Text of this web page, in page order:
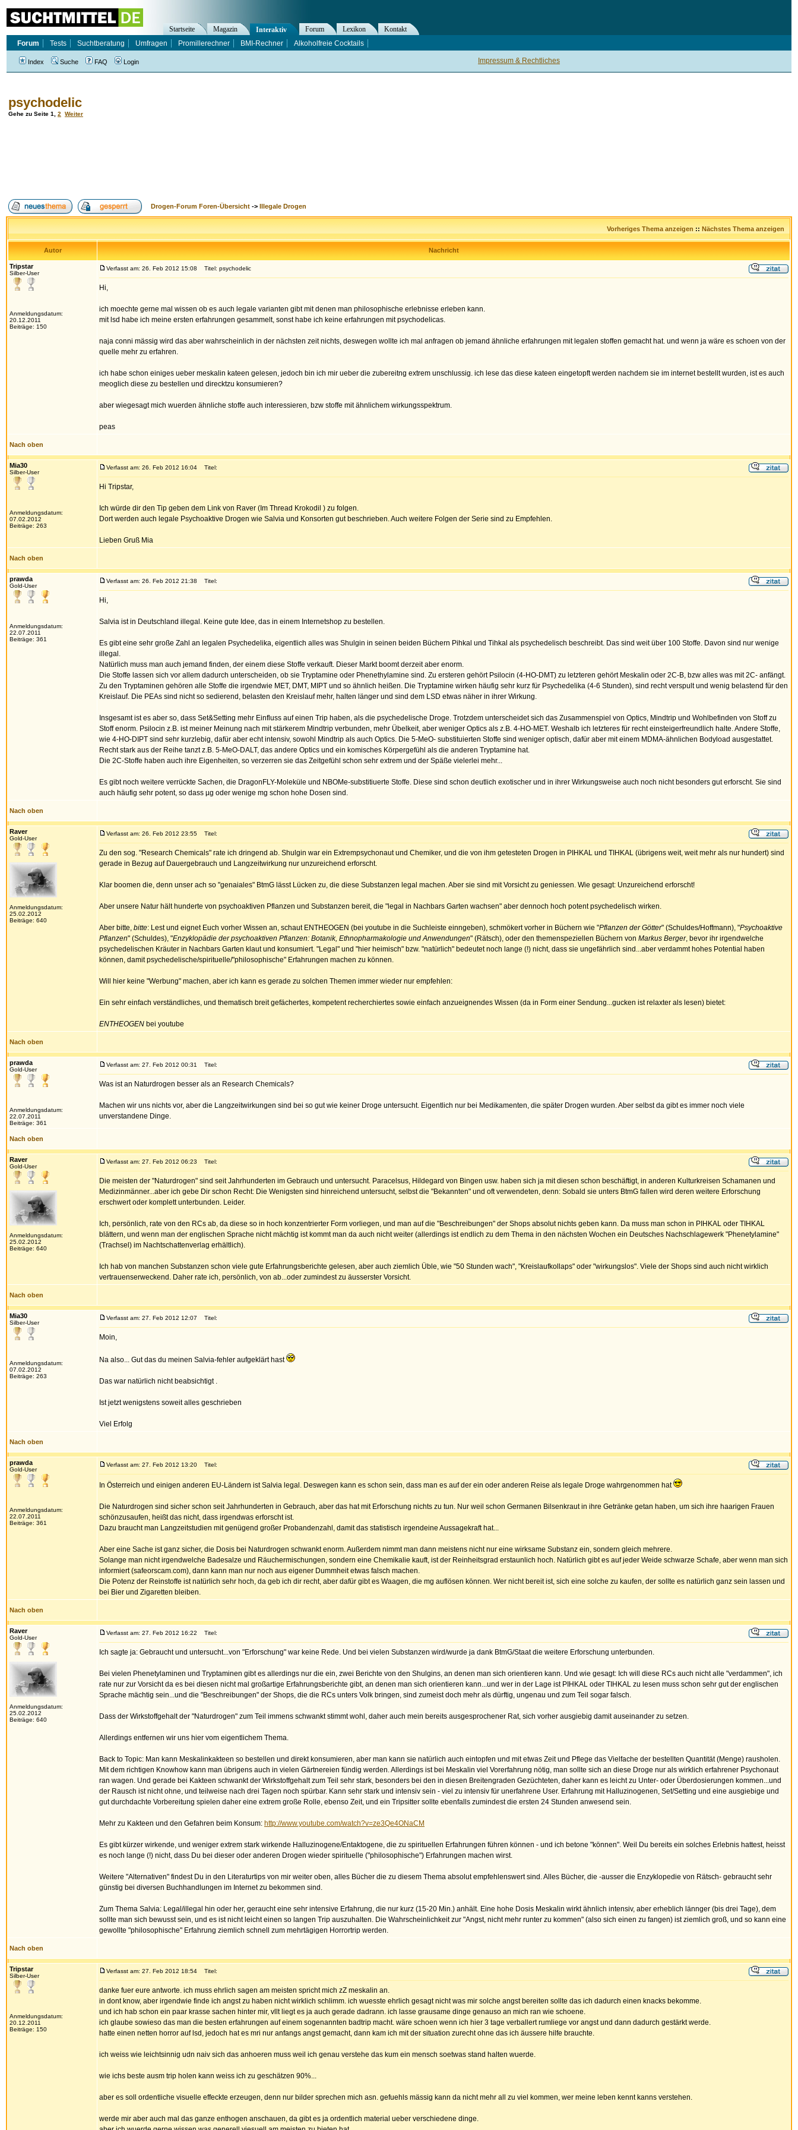
psychodelic
Gehe zu Seite 1 2 Weiter
Drogen-Forum Foren-Übersicht -> Illegale Drogen
Vorheriges Thema anzeigen :: Nächstes Thema anzeigen
Autor Nachricht
Tripstar
Silber-User
Anmeldungsdatum:
20.12.2011
Beiträge: 150
Verfasst am: 26. Feb 2012 15:08 Titel: psychodelic
Hi,
ich moechte gerne mal wissen ob es auch legale varianten gibt mit denen man philosophische erlebnisse erleben kann.
mit lsd habe ich meine ersten erfahrungen gesammelt, sonst habe ich keine erfahrungen mit psychodelicas.
naja conni mässig wird das aber wahrscheinlich in der nächsten zeit nichts, deswegen wollte ich mal anfragen ob jemand ähnliche erfahrungen mit legalen stoffen gemacht hat. und wenn ja wäre es schoen von der
quelle mehr zu erfahren.
ich habe schon einiges ueber meskalin kateen gelesen, jedoch bin ich mir ueber die zubereitng extrem unschlussig. ich lese das diese kateen eingetopft werden nachdem sie im internet bestellt wurden, ist es auch
meoglich diese zu bestellen und direcktzu konsumieren?
aber wiegesagt mich wuerden ähnliche stoffe auch interessieren, bzw stoffe mit ähnlichem wirkungsspektrum.
peas
Nach oben
Mia30
Silber-User
Anmeldungsdatum:
07.02.2012
Beiträge: 263
Verfasst am: 26. Feb 2012 16:04 Titel:
Hi Tripstar,
Ich würde dir den Tip geben dem Link von Raver (Im Thread Krokodil ) zu folgen.
Dort werden auch legale Psychoaktive Drogen wie Salvia und Konsorten gut beschrieben. Auch weitere Folgen der Serie sind zu Empfehlen.
Lieben Gruß Mia
Nach oben
prawda
Gold-User
Anmeldungsdatum:
22.07.2011
Beiträge: 361
Verfasst am: 26. Feb 2012 21:38 Titel:
Hi,
Salvia ist in Deutschland illegal. Keine gute Idee, das in einem Internetshop zu bestellen.
Es gibt eine sehr große Zahl an legalen Psychedelika, eigentlich alles was Shulgin in seinen beiden Büchern Pihkal und Tihkal als psychedelisch beschreibt. Das sind weit über 100 Stoffe. Davon sind nur wenige
illegal.
Natürlich muss man auch jemand finden, der einem diese Stoffe verkauft. Dieser Markt boomt derzeit aber enorm.
Die Stoffe lassen sich vor allem dadurch unterscheiden, ob sie Tryptamine oder Phenethylamine sind. Zu ersteren gehört Psilocin (4-HO-DMT) zu letzteren gehört Meskalin oder 2C-B, bzw alles was mit 2C- anfängt.
Zu den Tryptaminen gehören alle Stoffe die irgendwie MET, DMT, MIPT und so ähnlich heißen. Die Tryptamine wirken häufig sehr kurz für Psychedelika (4-6 Stunden), sind recht verspult und wenig belastend für den
Kreislauf. Die PEAs sind nicht so sedierend, belasten den Kreislauf mehr, halten länger und sind dem LSD etwas näher in ihrer Wirkung.
Insgesamt ist es aber so, dass Set&Setting mehr Einfluss auf einen Trip haben, als die psychedelische Droge. Trotzdem unterscheidet sich das Zusammenspiel von Optics, Mindtrip und Wohlbefinden von Stoff zu
Stoff enorm. Psilocin z.B. ist meiner Meinung nach mit stärkerem Mindtrip verbunden, mehr Übelkeit, aber weniger Optics als z.B. 4-HO-MET. Weshalb ich letzteres für recht einsteigerfreundlich halte. Andere Stoffe,
wie 4-HO-DIPT sind sehr kurzlebig, dafür aber echt intensiv, sowohl Mindtrip als auch Optics. Die 5-MeO- substituierten Stoffe sind weniger optisch, dafür aber mit einem MDMA-ähnlichen Bodyload ausgestattet.
Recht stark aus der Reihe tanzt z.B. 5-MeO-DALT, das andere Optics und ein komisches Körpergefühl als die anderen Tryptamine hat.
Die 2C-Stoffe haben auch ihre Eigenheiten, so verzerren sie das Zeitgefühl schon sehr extrem und der Späße vielerlei mehr...
Es gibt noch weitere verrückte Sachen, die DragonFLY-Moleküle und NBOMe-substitiuerte Stoffe. Diese sind schon deutlich exotischer und in ihrer Wirkungsweise auch noch nicht besonders gut erforscht. Sie sind
auch häufig sehr potent, so dass µg oder wenige mg schon hohe Dosen sind.
Nach oben
Raver
Gold-User
Anmeldungsdatum:
25.02.2012
Beiträge: 640
Verfasst am: 26. Feb 2012 23:55 Titel:
Zu den sog. "Research Chemicals" rate ich dringend ab. Shulgin war ein Extrempsychonaut und Chemiker, und die von ihm getesteten Drogen in PIHKAL und TIHKAL (übrigens weit, weit mehr als nur hundert) sind
gerade in Bezug auf Dauergebrauch und Langzeitwirkung nur unzureichend erforscht.
Klar boomen die, denn unser ach so "genaiales" BtmG lässt Lücken zu, die diese Substanzen legal machen. Aber sie sind mit Vorsicht zu geniessen. Wie gesagt: Unzureichend erforscht!
Aber unsere Natur hält hunderte von psychoaktiven Pflanzen und Substanzen bereit, die "legal in Nachbars Garten wachsen" aber dennoch hoch potent psychedelisch wirken.
Aber bitte, bitte: Lest und eignet Euch vorher Wissen an, schaut ENTHEOGEN (bei youtube in die Suchleiste einngeben), schmökert vorher in Büchern wie "Pflanzen der Götter" (Schuldes/Hoffmann), "Psychoaktive
Pflanzen" (Schuldes), "Enzyklopädie der psychoaktiven Pflanzen: Botanik, Ethnopharmakologie und Anwendungen" (Rätsch), oder den themenspeziellen Büchern von Markus Berger, bevor ihr irgendwelche
psychedelischen Kräuter in Nachbars Garten klaut und konsumiert. "Legal" und "hier heimisch" bzw. "natürlich" bedeutet noch lange (!) nicht, dass sie ungefährlich sind...aber verdammt hohes Potential haben
können, damit psychedelische/spirituelle/"philosophische" Erfahrungen machen zu können.
Will hier keine "Werbung" machen, aber ich kann es gerade zu solchen Themen immer wieder nur empfehlen:
Ein sehr einfach verständliches, und thematisch breit gefächertes, kompetent recherchiertes sowie einfach anzueignendes Wissen (da in Form einer Sendung...gucken ist relaxter als lesen) bietet:
ENTHEOGEN bei youtube
Nach oben
prawda
Gold-User
Anmeldungsdatum:
22.07.2011
Beiträge: 361
Verfasst am: 27. Feb 2012 00:31 Titel:
Was ist an Naturdrogen besser als an Research Chemicals?
Machen wir uns nichts vor, aber die Langzeitwirkungen sind bei so gut wie keiner Droge untersucht. Eigentlich nur bei Medikamenten, die später Drogen wurden. Aber selbst da gibt es immer noch viele
unverstandene Dinge.
Nach oben
Raver
Gold-User
Anmeldungsdatum:
25.02.2012
Beiträge: 640
Verfasst am: 27. Feb 2012 06:23 Titel:
Die meisten der "Naturdrogen" sind seit Jahrhunderten im Gebrauch und untersucht. Paracelsus, Hildegard von Bingen usw. haben sich ja mit diesen schon beschäftigt, in anderen Kulturkreisen Schamanen und
Medizinmänner...aber ich gebe Dir schon Recht: Die Wenigsten sind hinreichend untersucht, selbst die "Bekannten" und oft verwendeten, denn: Sobald sie unters BtmG fallen wird deren weitere Erforschung
erschwert oder komplett unterbunden. Leider.
Ich, persönlich, rate von den RCs ab, da diese so in hoch konzentrierter Form vorliegen, und man auf die "Beschreibungen" der Shops absolut nichts geben kann. Da muss man schon in PIHKAL oder TIHKAL
blättern, und wenn man der englischen Sprache nicht mächtig ist kommt man da auch nicht weiter (allerdings ist endlich zu dem Thema in den nächsten Wochen ein Deutsches Nachschlagewerk "Phenetylamine"
(Trachsel) im Nachtschattenverlag erhältlich).
Ich hab von manchen Substanzen schon viele gute Erfahrungsberichte gelesen, aber auch ziemlich Üble, wie "50 Stunden wach", "Kreislaufkollaps" oder "wirkungslos". Viele der Shops sind auch nicht wirklich
vertrauenserweckend. Daher rate ich, persönlich, von ab...oder zumindest zu äusserster Vorsicht.
Nach oben
Mia30
Silber-User
Anmeldungsdatum:
07.02.2012
Beiträge: 263
Verfasst am: 27. Feb 2012 12:07 Titel:
Moin,
Na also... Gut das du meinen Salvia-fehler aufgeklärt hast
Das war natürlich nicht beabsichtigt .
Ist jetzt wenigstens soweit alles geschrieben
Viel Erfolg
Nach oben
prawda
Gold-User
Anmeldungsdatum:
22.07.2011
Beiträge: 361
Verfasst am: 27. Feb 2012 13:20 Titel:
In Österreich und einigen anderen EU-Ländern ist Salvia legal. Deswegen kann es schon sein, dass man es auf der ein oder anderen Reise als legale Droge wahrgenommen hat
Die Naturdrogen sind sicher schon seit Jahrhunderten in Gebrauch, aber das hat mit Erforschung nichts zu tun. Nur weil schon Germanen Bilsenkraut in ihre Getränke getan haben, um sich ihre haarigen Frauen
schönzusaufen, heißt das nicht, dass irgendwas erforscht ist.
Dazu braucht man Langzeitstudien mit genügend großer Probandenzahl, damit das statistisch irgendeine Aussagekraft hat...
Aber eine Sache ist ganz sicher, die Dosis bei Naturdrogen schwankt enorm. Außerdem nimmt man dann meistens nicht nur eine wirksame Substanz ein, sondern gleich mehrere.
Solange man nicht irgendwelche Badesalze und Räuchermischungen, sondern eine Chemikalie kauft, ist der Reinheitsgrad erstaunlich hoch. Natürlich gibt es auf jeder Weide schwarze Schafe, aber wenn man sich
informiert (safeorscam.com), dann kann man nur noch aus eigener Dummheit etwas falsch machen.
Die Potenz der Reinstoffe ist natürlich sehr hoch, da geb ich dir recht, aber dafür gibt es Waagen, die mg auflösen können. Wer nicht bereit ist, sich eine solche zu kaufen, der sollte es natürlich ganz sein lassen und
bei Bier und Zigaretten bleiben.
Nach oben
Raver
Gold-User
Anmeldungsdatum:
25.02.2012
Beiträge: 640
Verfasst am: 27. Feb 2012 16:22 Titel:
Ich sagte ja: Gebraucht und untersucht...von "Erforschung" war keine Rede. Und bei vielen Substanzen wird/wurde ja dank BtmG/Staat die weitere Erforschung unterbunden.
Bei vielen Phenetylaminen und Tryptaminen gibt es allerdings nur die ein, zwei Berichte von den Shulgins, an denen man sich orientieren kann. Und wie gesagt: Ich will diese RCs auch nicht alle "verdammen", ich
rate nur zur Vorsicht da es bei diesen nicht mal großartige Erfahrungsberichte gibt, an denen man sich orientieren kann...und wer in der Lage ist PIHKAL oder TIHKAL zu lesen muss schon sehr gut der englischen
Sprache mächtig sein...und die "Beschreibungen" der Shops, die die RCs unters Volk bringen, sind zumeist doch mehr als dürftig, ungenau und zum Teil sogar falsch.
Dass der Wirkstoffgehalt der "Naturdrogen" zum Teil immens schwankt stimmt wohl, daher auch mein bereits ausgesprochener Rat, sich vorher ausgiebig damit auseinander zu setzen.
Allerdings entfernen wir uns hier vom eigentlichem Thema.
Back to Topic: Man kann Meskalinkakteen so bestellen und direkt konsumieren, aber man kann sie natürlich auch eintopfen und mit etwas Zeit und Pflege das Vielfache der bestellten Quantität (Menge) rausholen.
Mit dem richtigen Knowhow kann man übrigens auch in vielen Gärtnereien fündig werden. Allerdings ist bei Meskalin viel Vorerfahrung nötig, man sollte sich an diese Droge nur als wirklich erfahrener Psychonaut
ran wagen. Und gerade bei Kakteen schwankt der Wirkstoffgehalt zum Teil sehr stark, besonders bei den in diesen Breitengraden Gezüchteten, daher kann es leicht zu Unter- oder Überdosierungen kommen...und
der Rausch ist nicht ohne, und teilweise nach drei Tagen noch spürbar. Kann sehr stark und intensiv sein - viel zu intensiv für unerfahrene User. Erfahrung mit Halluzinogenen, Set/Setting und eine ausgiebige und
gut durchdachte Vorbereitung spielen daher eine extrem große Rolle, ebenso Zeit, und ein Tripsitter sollte ebenfalls zumindest die ersten 24 Stunden anwesend sein.
Mehr zu Kakteen und den Gefahren beim Konsum: http://www.youtube.com/watch?v=ze3Qe4ONaCM
Es gibt kürzer wirkende, und weniger extrem stark wirkende Halluzinogene/Entaktogene, die zu spirituellen Erfahrungen führen können - und ich betone "können". Weil Du bereits ein solches Erlebnis hattest, heisst
es noch lange (!) nicht, dass Du bei dieser oder anderen Drogen wieder spirituelle ("philosophische") Erfahrungen machen wirst.
Weitere "Alternativen" findest Du in den Literaturtips von mir weiter oben, alles Bücher die zu diesem Thema absolut empfehlenswert sind. Alles Bücher, die -ausser die Enzyklopedie von Rätsch- gebraucht sehr
günstig bei diversen Buchhandlungen im Internet zu bekommen sind.
Zum Thema Salvia: Legal/illegal hin oder her, geraucht eine sehr intensive Erfahrung, die nur kurz (15-20 Min.) anhält. Eine hohe Dosis Meskalin wirkt ähnlich intensiv, aber erheblich lännger (bis drei Tage), dem
sollte man sich bewusst sein, und es ist nicht leicht einen so langen Trip auszuhalten. Die Wahrscheinlichkeit zur "Angst, nicht mehr runter zu kommen" (also sich einen zu fangen) ist ziemlich groß, und so kann eine
gewollte "philosophische" Erfahrung ziemlich schnell zum mehrtägigen Horrortrip werden.
Nach oben
Tripstar
Silber-User
Anmeldungsdatum:
20.12.2011
Beiträge: 150
Verfasst am: 27. Feb 2012 18:54 Titel:
danke fuer eure antworte. ich muss ehrlich sagen am meisten spricht mich zZ meskalin an.
in dont know, aber irgendwie finde ich angst zu haben nicht wirklich schlimm. ich wuesste ehrlich gesagt nicht was mir solche angst bereiten sollte das ich dadurch einen knacks bekomme.
und ich hab schon ein paar krasse sachen hinter mir, vllt liegt es ja auch gerade dadrann. ich lasse grausame dinge genauso an mich ran wie schoene.
ich glaube sowieso das man die besten erfahrungen auf einem sogenannten badtrip macht. wäre schoen wenn ich hier 3 tage verballert rumliege vor angst und dann dadurch gestärkt werde.
hatte einen netten horror auf lsd, jedoch hat es mri nur anfangs angst gemacht, dann kam ich mit der situation zurecht ohne das ich äussere hilfe brauchte.
ich weiss wie leichtsinnig udn naiv sich das anhoeren muss weil ich genau verstehe das kum ein mensch soetwas stand halten wuerde.
wie ichs beste ausm trip holen kann weiss ich zu geschätzen 90%...
aber es soll ordentliche visuelle effeckte erzeugen, denn nur bilder sprechen mich asn. gefuehls mässig kann da nicht mehr all zu viel kommen, wer meine leben kennt kanns verstehen.
werde mir aber auch mal das ganze enthogen anschauen, da gibt es ja ordentlich material ueber verschiedene dinge.
Impressum & Rechtliches
Startseite Magazin Interaktiv Forum Lexikon
Kontakt
Forum
Tests Suchtberatung Umfragen Promillerechner BMI-Rechner Alkoholfreie Cocktails
Index Suche FAQ Login